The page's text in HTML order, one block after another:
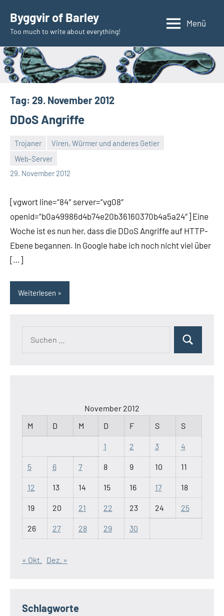
Inhalt
springen
Byggvir of Barley
Too much to write about everything!
Menü
Tag: 29. November 2012
DDoS Angriffe
Trojaner
Viren, Würmer und anderes Getier
Web-Server
29. November 2012
Thomas
[vgwort line=“84″ server=“vg08″
openid=“b0a49986d4b74e20b36160370b4a5a24″] Eine
Woche ist es nun her, dass die DDoS Angriffe auf HTTP-
Ebene begannen. In Google habe ich noch nicht viel über
[…]
Weiterlesen
Suchen
November 2012
M
D M D F S S
1 2 3 4
5 6 7 8 9 10 11
12 13 14 15 16 17 18
19 20 21 22 23 24 25
26 27 28 29 30
« Okt. Dez. »
Schlagworte